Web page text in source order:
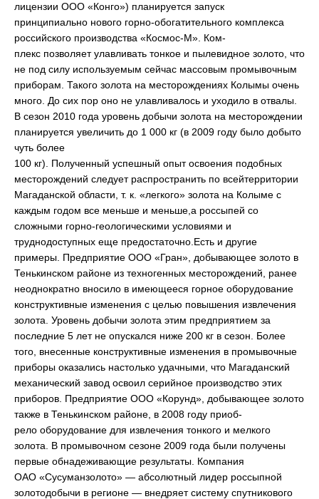
лицензии ООО «Конго») планируется запуск
принципиально нового горно-обогатительного комплекса
российского производства «Космос-М». Ком-
плекс позволяет улавливать тонкое и пылевидное золото, что
не под силу используемым сейчас массовым промывочным
приборам. Такого золота на месторождениях Колымы очень
много. До сих пор оно не улавливалось и уходило в отвалы.
В сезон 2010 года уровень добычи золота на месторождении
планируется увеличить до 1 000 кг (в 2009 году было добыто
чуть более
100 кг). Полученный успешный опыт освоения подобных
месторождений следует распространить по всейтерритории
Магаданской области, т. к. «легкого» золота на Колыме с
каждым годом все меньше и меньше,а россыпей со
сложными горно-геологическими условиями и
труднодоступных еще предостаточно.Есть и другие
примеры. Предприятие ООО «Гран», добывающее золото в
Тенькинском районе из техногенных месторождений, ранее
неоднократно вносило в имеющееся горное оборудование
конструктивные изменения с целью повышения извлечения
золота. Уровень добычи золота этим предприятием за
последние 5 лет не опускался ниже 200 кг в сезон. Более
того, внесенные конструктивные изменения в промывочные
приборы оказались настолько удачными, что Магаданский
механический завод освоил серийное производство этих
приборов. Предприятие ООО «Корунд», добывающее золото
также в Тенькинском районе, в 2008 году приоб-
рело оборудование для извлечения тонкого и мелкого
золота. В промывочном сезоне 2009 года были получены
первые обнадеживающие результаты. Компания
ОАО «Сусуманзолото» — абсолютный лидер россыпной
золотодобычи в регионе — внедряет систему спутникового